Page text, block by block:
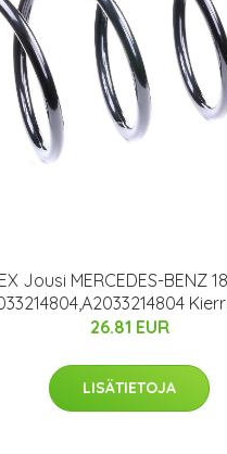
Jousi MERCEDES-BENZ
26.81 EUR
LISÄTIETOJA